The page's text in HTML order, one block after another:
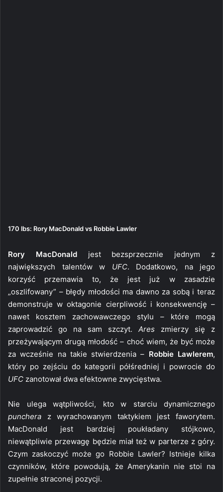
170 lbs: Rory MacDonald vs Robbie Lawler
Rory MacDonaldjest bezsprzecznie jednym z
największych talentów w UFC. Dodatkowo, na jego
korzyść przemawia to, że jest już w zasadzie
„oszlifowany” – błędy młodości ma dawno za sobą i teraz
demonstruje w oktagonie cierpliwość i konsekwencję –
nawet kosztem zachowawczego stylu – które mogą
zaprowadzić go na sam szczyt. Ares zmierzy się z
przeżywającym drugą młodość – choć wiem, że być może
za wcześnie na takie stwierdzenia – Robbie Lawlerem,
który po zejściu do kategorii półśredniej i powrocie do
UFC zanotował dwa efektowne zwycięstwa.
Nie ulega wątpliwości, kto w starciu dynamicznego
punchera z wyrachowanym taktykiem jest faworytem.
MacDonald jest bardziej poukładany stójkowo,
niewątpliwie przewagę będzie miał też w parterze z góry.
Czym zaskoczyć może go Robbie Lawler? Istnieje kilka
czynników, które powodują, że Amerykanin nie stoi na
zupełnie straconej pozycji.